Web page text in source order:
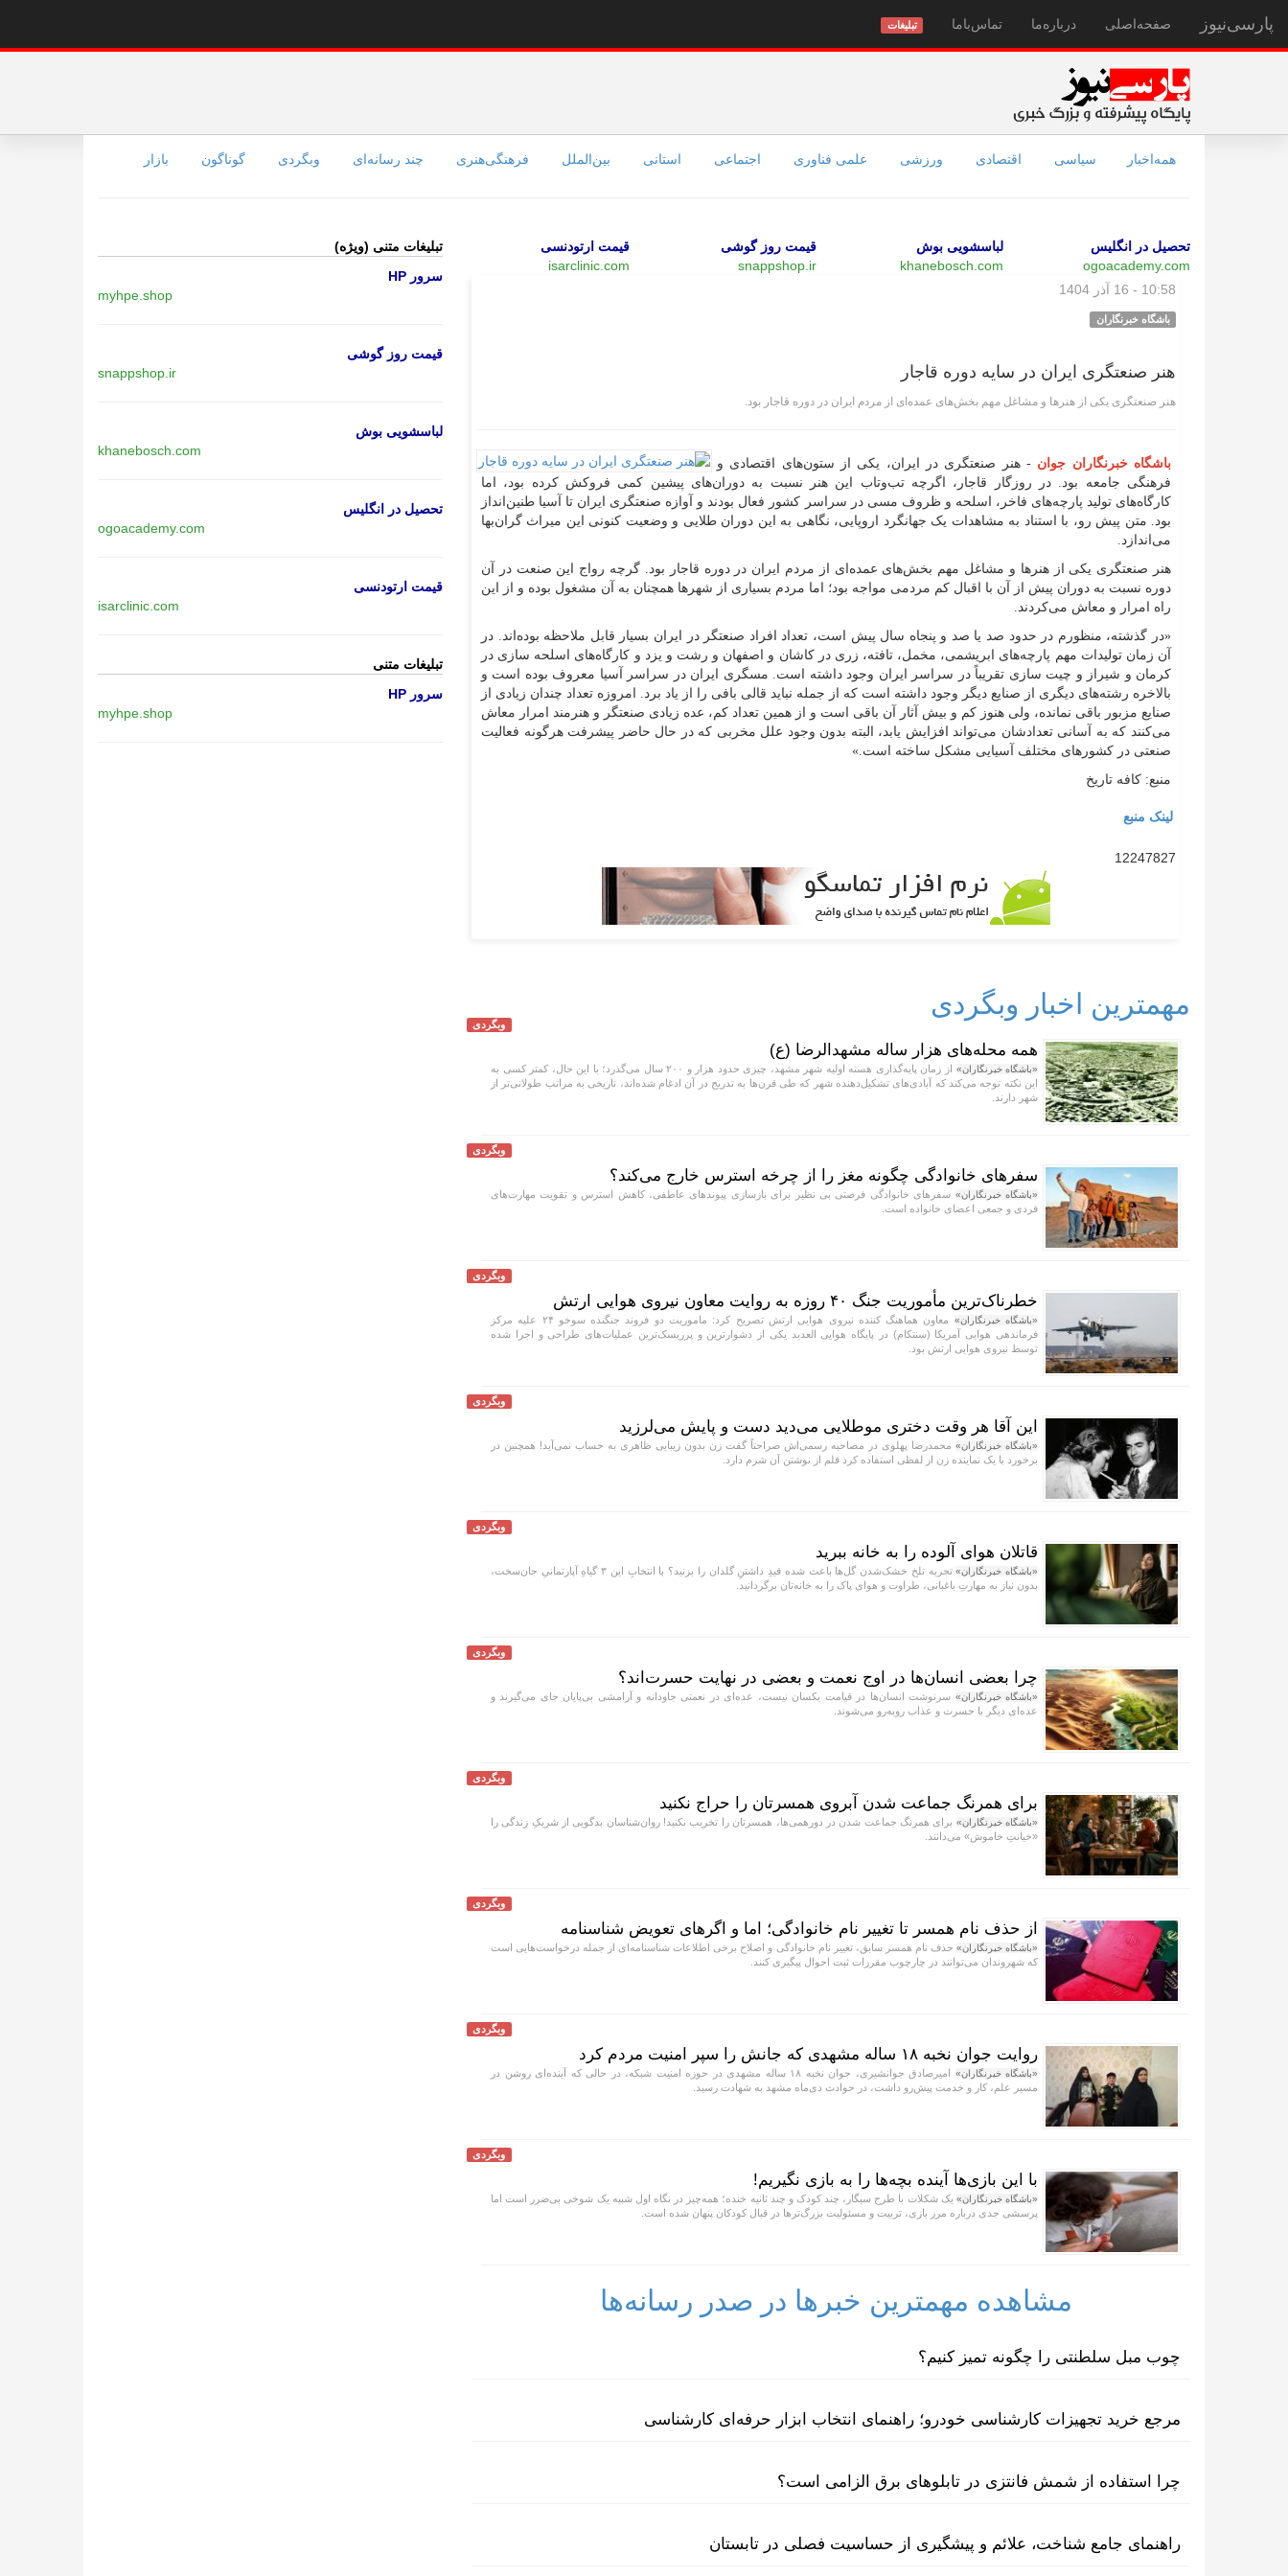
پارسی‌نیوز صفحه‌اصلی درباره‌ما تماس‌با‌ما تبلیغات
همه‌اخبار سیاسی اقتصادی ورزشی علمی فناوری اجتماعی استانی بین‌الملل فرهنگی‌هنری چند رسانه‌ای وبگردی گوناگون بازار
تحصیل در انگلیس
ogoacademy.com
لباسشویی بوش
khanebosch.com
قیمت روز گوشی
snappshop.ir
قیمت ارتودنسی
isarclinic.com
10:58 - 16 آذر 1404
باشگاه خبرنگاران
هنر صنعتگری ایران در سایه دوره قاجار
هنر صنعتگری یکی از هنرها و مشاغل مهم بخش‌های عمده‌ای از مردم ایران در دوره قاجار بود.
باشگاه خبرنگاران جوان - هنر صنعتگری در ایران، یکی از ستون‌های اقتصادی و
فرهنگی جامعه بود. در روزگار قاجار، اگرچه تب‌وتاب این هنر نسبت به دوران‌های پیشین کمی فروکش کرده بود، اما
کارگاه‌های تولید پارچه‌های فاخر، اسلحه و ظروف مسی در سراسر کشور فعال بودند و آوازه صنعتگری ایران تا آسیا طنین‌انداز
بود. متن پیش رو، با استناد به مشاهدات یک جهانگرد اروپایی، نگاهی به این دوران طلایی و وضعیت کنونی این میراث گران‌بها
می‌اندازد.
هنر صنعتگری یکی از هنرها و مشاغل مهم بخش‌های عمده‌ای از مردم ایران در دوره قاجار بود. گرچه رواج این صنعت در آن
دوره نسبت به دوران پیش از آن با اقبال کم مردمی مواجه بود؛ اما مردم بسیاری از شهرها همچنان به آن مشغول بوده و از این
راه امرار و معاش می‌کردند.
«در گذشته، منظورم در حدود صد یا صد و پنجاه سال پیش است، تعداد افراد صنعتگر در ایران بسیار قابل ملاحظه بوده‌اند. در
آن زمان تولیدات مهم پارچه‌های ابریشمی، مخمل، تافته، زری در کاشان و اصفهان و رشت و یزد و کارگاه‌های اسلحه سازی در
کرمان و شیراز و چیت سازی تقریباً در سراسر ایران وجود داشته است. مسگری ایران در سراسر آسیا معروف بوده است و
بالاخره رشته‌های دیگری از صنایع دیگر وجود داشته است که از جمله نباید قالی بافی را از یاد برد. امروزه تعداد چندان زیادی از
صنایع مزبور باقی نمانده، ولی هنوز کم و بیش آثار آن باقی است و از همین تعداد کم، عده زیادی صنعتگر و هنرمند امرار معاش
می‌کنند که به آسانی تعدادشان می‌تواند افزایش یابد، البته بدون وجود علل مخربی که در حال حاضر پیشرفت هرگونه فعالیت
صنعتی در کشورهای مختلف آسیایی مشکل ساخته است.»
منبع: کافه تاریخ
لینک منبع
12247827
مهمترین اخبار وبگردی
وبگردی
همه محله‌های هزار ساله مشهدالرضا (ع)
«باشگاه خبرنگاران»
از زمان پایه‌گذاری هسته اولیه شهر مشهد، چیزی حدود هزار و ۲۰۰ سال می‌گذرد؛ با این حال، کمتر کسی به
این نکته توجه می‌کند که آبادی‌های تشکیل‌دهنده شهر که طی قرن‌ها به تدریج در آن ادغام شده‌اند، تاریخی به مراتب طولانی‌تر از
شهر دارند.
وبگردی
سفر‌های خانوادگی چگونه مغز را از چرخه استرس خارج می‌کند؟
«باشگاه خبرنگاران» سفر‌های خانوادگی فرصتی بی نظیر برای بازسازی پیوند‌های عاطفی، کاهش استرس و تقویت مهارت‌های
فردی و جمعی اعضای خانواده است.
وبگردی
خطرناک‌ترین مأموریت جنگ ۴۰ روزه به روایت معاون نیروی هوایی ارتش
«باشگاه خبرنگاران»
معاون هماهنگ کننده نیروی هوایی ارتش تصریح کرد: ماموریت دو فروند جنگنده سوخو ۲۴ علیه مرکز
فرماندهی هوایی آمریکا (سنتکام) در پایگاه هوایی العدید یکی از دشوارترین و پرریسک‌ترین عملیات‌های طراحی و اجرا شده
توسط نیروی هوایی ارتش بود.
وبگردی
این آقا هر وقت دختری موطلایی می‌دید دست و پایش می‌لرزید
«باشگاه خبرنگاران» محمدرضا پهلوی در مصاحبه رسمی‌اش صراحتاً گفت زن بدون زیبایی ظاهری به حساب نمی‌آید! همچنین در
برخورد با یک نماینده زن از لفظی استفاده کرد قلم از نوشتن آن شرم دارد.
وبگردی
قاتلان هوای آلوده را به خانه ببرید
«باشگاه خبرنگاران»
تجربه تلخ خشک‌شدن گل‌ها باعث شده قیدِ داشتنِ گلدان را بزنید؟ با انتخابِ این ۳ گیاهِ آپارتمانیِ جان‌سخت،
بدون نیاز به مهارتِ باغبانی، طراوت و هوای پاک را به خانه‌تان برگردانید.
وبگردی
چرا بعضی انسان‌ها در اوج نعمت و بعضی در نهایت حسرت‌اند؟
«باشگاه خبرنگاران» سرنوشت انسان‌ها در قیامت یکسان نیست، عده‌ای در نعمتی جاودانه و آرامشی بی‌پایان جای می‌گیرند و
عده‌ای دیگر با حسرت و عذاب روبه‌رو می‌شوند.
وبگردی
برای همرنگ جماعت شدن آبروی همسرتان را حراج نکنید
«باشگاه خبرنگاران» برای همرنگ جماعت شدن در دورهمی‌ها، همسرتان را تخریب نکنید! روان‌شناسان بدگویی از شریکِ زندگی را
«خیانتِ خاموش» می‌دانند.
وبگردی
از حذف نام همسر تا تغییر نام خانوادگی؛ اما و اگرهای تعویض شناسنامه
«باشگاه خبرنگاران» حذف نام همسر سابق، تغییر نام خانوادگی و اصلاح برخی اطلاعات شناسنامه‌ای از جمله درخواست‌هایی است
که شهروندان می‌توانند در چارچوب مقررات ثبت احوال پیگیری کنند.
وبگردی
روایت جوان نخبه ۱۸ ساله مشهدی که جانش را سپر امنیت مردم کرد
«باشگاه خبرنگاران»
امیرصادق جوانشیری، جوان نخبه ۱۸ ساله مشهدی در حوزه امنیت شبکه، در حالی که آینده‌ای روشن در
مسیر علم، کار و خدمت پیش‌رو داشت، در حوادث دی‌ماه مشهد به شهادت رسید.
وبگردی
با این بازی‌ها آینده بچه‌ها را به بازی نگیریم!
«باشگاه خبرنگاران» یک شکلات با طرح سیگار، چند کودک و چند ثانیه خنده؛ همه‌چیز در نگاه اول شبیه یک شوخی بی‌ضرر است اما
پرسشی جدی درباره مرز بازی، تربیت و مسئولیت بزرگ‌ترها در قبال کودکان پنهان شده است.
مشاهده مهمترین خبرها در صدر رسانه‌ها
چوب مبل سلطنتی را چگونه تمیز کنیم؟
مرجع خرید تجهیزات کارشناسی خودرو؛ راهنمای انتخاب ابزار حرفه‌ای کارشناسی
چرا استفاده از شمش فانتزی در تابلوهای برق الزامی است؟
راهنمای جامع شناخت، علائم و پیشگیری از حساسیت فصلی در تابستان
تبلیغات متنی (ویژه)
سرور HP
myhpe.shop
قیمت روز گوشی
snappshop.ir
لباسشویی بوش
khanebosch.com
تحصیل در انگلیس
ogoacademy.com
قیمت ارتودنسی
isarclinic.com
تبلیغات متنی
سرور HP
myhpe.shop